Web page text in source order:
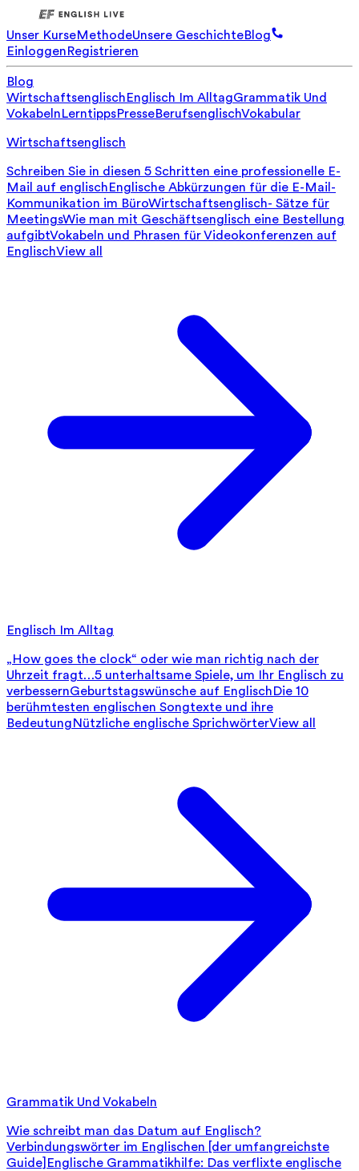
Unser KurseMethodeUnsere GeschichteBlog
EinloggenRegistrieren
Blog
WirtschaftsenglischEnglisch Im AlltagGrammatik Und
VokabelnLerntippsPresseBerufsenglischVokabular
Wirtschaftsenglisch
Schreiben Sie in diesen 5 Schritten eine professionelle E-
Mail auf englischEnglische Abkürzungen für die E-Mail-
Kommunikation im BüroWirtschaftsenglisch- Sätze für
MeetingsWie man mit Geschäftsenglisch eine Bestellung
aufgibtVokabeln und Phrasen für Videokonferenzen auf
EnglischView all
Englisch Im Alltag
„How goes the clock“ oder wie man richtig nach der
Uhrzeit fragt…5 unterhaltsame Spiele, um Ihr Englisch zu
verbessernGeburtstagswünsche auf EnglischDie 10
berühmtesten englischen Songtexte und ihre
BedeutungNützliche englische SprichwörterView all
Grammatik Und Vokabeln
Wie schreibt man das Datum auf Englisch?
Verbindungswörter im Englischen [der umfangreichste
Guide] Englische Grammatikhilfe: Das verflixte englische